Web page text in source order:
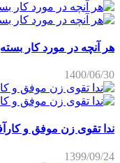
هر آنچه در مورد کار
1400/06/30
ندا تقوی زن موفق و
1399/09/24